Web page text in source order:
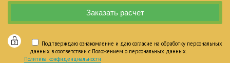
Подтверждаю ознакомление и даю согласие на обработку персональных
данных в соответствии с Положением о персональных данных.
Политика конфиденциальности